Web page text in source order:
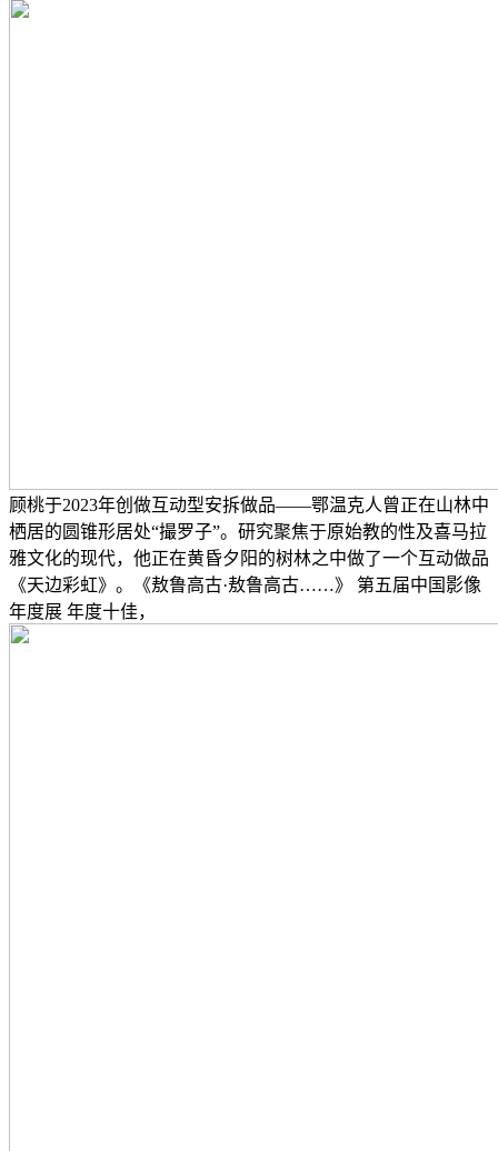
顾桃于2023年创做互动型安拆做品——鄂温克人曾正在山林中
栖居的圆锥形居处“撮罗子”。研究聚焦于原始教的性及喜马拉
雅文化的现代，他正在黄昏夕阳的树林之中做了一个互动做品
《天边彩虹》。《敖鲁高古·敖鲁高古……》 第五届中国影像
年度展 年度十佳，